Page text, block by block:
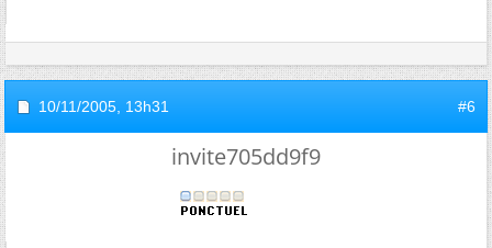
10/11/2005, 13h31 #6
invite705dd9f9